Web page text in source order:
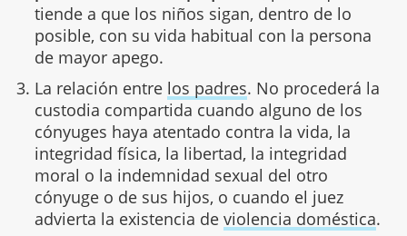
tiende a que los niños sigan, dentro de lo
posible, con su vida habitual con la persona
de mayor apego.
La relación entre los padres. No procederá la
custodia compartida cuando alguno de los
cónyuges haya atentado contra la vida, la
integridad física, la libertad, la integridad
moral o la indemnidad sexual del otro
cónyuge o de sus hijos, o cuando el juez
advierta la existencia de violencia doméstica.